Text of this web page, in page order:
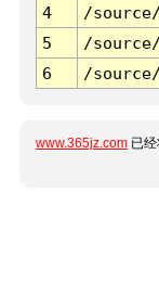
4
/
5
/
6
/
www.365jz.com 已